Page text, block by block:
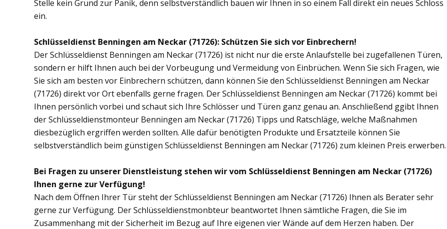
Stelle kein Grund zur Panik, denn selbstverständlich bauen wir Ihnen in so einem Fall direkt ein neues Schloss
ein.
Schlüsseldienst Benningen am Neckar (71726): Schützen Sie sich vor Einbrechern!
Der Schlüsseldienst Benningen am Neckar (71726) ist nicht nur die erste Anlaufstelle bei zugefallenen Türen,
sondern er hilft Ihnen auch bei der Vorbeugung und Vermeidung von Einbrüchen. Wenn Sie sich Fragen, wie
Sie sich am besten vor Einbrechern schützen, dann können Sie den Schlüsseldienst Benningen am Neckar
(71726) direkt vor Ort ebenfalls gerne fragen. Der Schlüsseldienst Benningen am Neckar (71726) kommt bei
Ihnen persönlich vorbei und schaut sich Ihre Schlösser und Türen ganz genau an. Anschließend ggibt Ihnen
der Schlüsseldienstmonteur Benningen am Neckar (71726) Tipps und Ratschläge, welche Maßnahmen
diesbezüglich ergriffen werden sollten. Alle dafür benötigten Produkte und Ersatzteile können Sie
selbstverständlich beim günstigen Schlüsseldienst Benningen am Neckar (71726) zum kleinen Preis erwerben.
Bei Fragen zu unserer Dienstleistung stehen wir vom Schlüsseldienst Benningen am Neckar (71726)
Ihnen gerne zur Verfügung!
Nach dem Öffnen Ihrer Tür steht der Schlüsseldienst Benningen am Neckar (71726) Ihnen als Berater sehr
gerne zur Verfügung. Der Schlüsseldienstmonbteur beantwortet Ihnen sämtliche Fragen, die Sie im
Zusammenhang mit der Sicherheit im Bezug auf Ihre eigenen vier Wände auf dem Herzen haben. Der